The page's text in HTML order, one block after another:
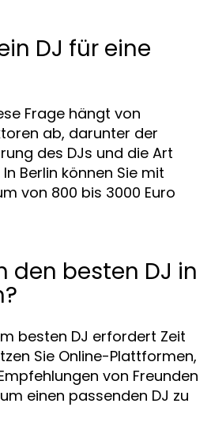
DJ für eine
Frage hängt von
ab, darunter der
des DJs und die Art
Berlin können Sie mit
von 800 bis 3000 Euro
den besten DJ in
besten DJ erfordert Zeit
Sie Online-Plattformen,
von Freunden
einen passenden DJ zu